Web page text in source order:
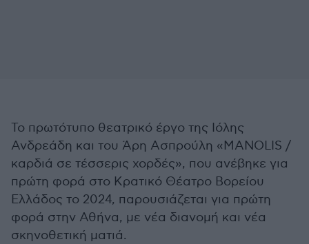
Το πρωτότυπο θεατρικό έργο της Ιόλης
Ανδρεάδη και του Άρη Ασπρούλη «MANOLIS /
καρδιά σε τέσσερις χορδές», που ανέβηκε για
πρώτη φορά στο Κρατικό Θέατρο Βορείου
Ελλάδος το 2024, παρουσιάζεται για πρώτη
φορά στην Αθήνα, με νέα διανομή και νέα
σκηνοθετική ματιά.